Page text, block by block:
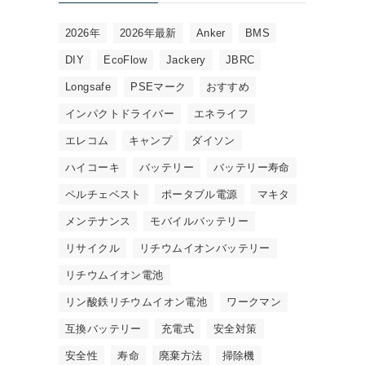
2026年 2026年最新 Anker BMS
DIY EcoFlow Jackery JBRC
Longsafe PSEマーク おすすめ
インパクトドライバー エネライフ
エレコム キャンプ ダイソン
ハイコーキ バッテリー バッテリー寿命
ペルチェベスト ポータブル電源 マキタ
メンテナンス モバイルバッテリー
リサイクル リチウムイオンバッテリー
リチウムイオン電池
リン酸鉄リチウムイオン電池 ワークマン
互換バッテリー 充電式 安全対策
安全性 寿命 廃棄方法 掃除機